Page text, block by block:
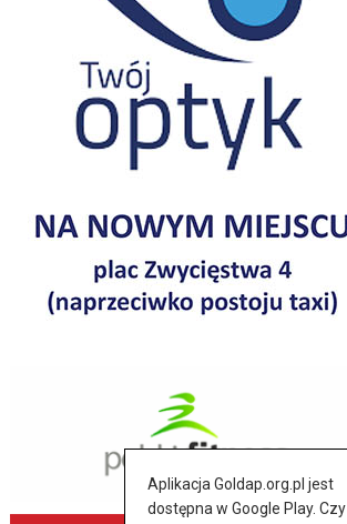
Aplikacja Goldap.org.pl jest
dostępna w Google Play. Czy